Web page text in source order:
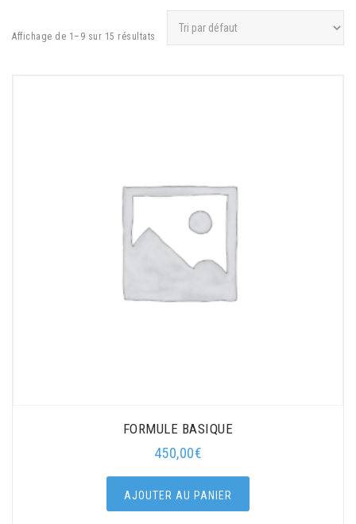
Affichage de 1–9 sur 15 résultats
FORMULE BASIQUE
450,00€
AJOUTER AU PANIER